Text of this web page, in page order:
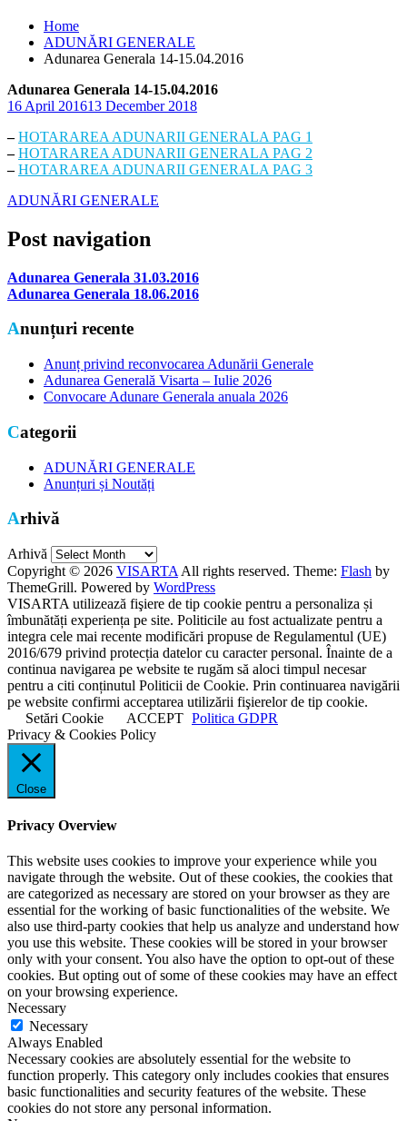
Home
ADUNĂRI GENERALE
Adunarea Generala 14-15.04.2016
Adunarea Generala 14-15.04.2016
16 April 201613 December 2018
–HOTARAREA ADUNARII GENERALA PAG 1
–HOTARAREA ADUNARII GENERALA PAG 2
–HOTARAREA ADUNARII GENERALA PAG 3
ADUNĂRI GENERALE
Post navigation
Adunarea Generala 31.03.2016
Adunarea Generala 18.06.2016
Anunțuri recente
Anunț privind reconvocarea Adunării Generale
Adunarea Generală Visarta – Iulie 2026
Convocare Adunare Generala anuala 2026
Categorii
ADUNĂRI GENERALE
Anunțuri și Noutăți
Arhivă
Arhivă
Copyright © 2026 VISARTA All rights reserved. Theme: Flash by
ThemeGrill. Powered by WordPress
VISARTA utilizează fişiere de tip cookie pentru a personaliza și
îmbunătăți experiența pe site. Politicile au fost actualizate pentru a
integra cele mai recente modificări propuse de Regulamentul (UE)
2016/679 privind protecția datelor cu caracter personal. Înainte de a
continua navigarea pe website te rugăm să aloci timpul necesar
pentru a citi conținutul Politicii de Cookie. Prin continuarea navigării
pe website confirmi acceptarea utilizării fişierelor de tip cookie.
Setări Cookie
ACCEPT Politica GDPR
Privacy & Cookies Policy
Close
Privacy Overview
This website uses cookies to improve your experience while you
navigate through the website. Out of these cookies, the cookies that
are categorized as necessary are stored on your browser as they are
essential for the working of basic functionalities of the website. We
also use third-party cookies that help us analyze and understand how
you use this website. These cookies will be stored in your browser
only with your consent. You also have the option to opt-out of these
cookies. But opting out of some of these cookies may have an effect
on your browsing experience.
Necessary
Necessary
Always Enabled
Necessary cookies are absolutely essential for the website to
function properly. This category only includes cookies that ensures
basic functionalities and security features of the website. These
cookies do not store any personal information.